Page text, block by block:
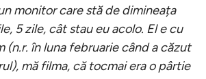
monitor care stă de dimineața
5 zile, cât stau eu acolo. El e cu
(n.r. în luna februarie când a căzut
mă filma, că tocmai era o pârtie